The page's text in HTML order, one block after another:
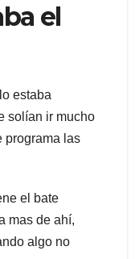
el
estaba
solían ir mucho
programa las
el bate
mas de ahí,
algo no